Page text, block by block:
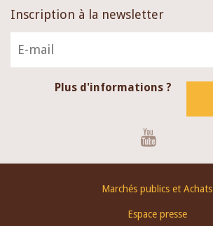
Inscription à la newsletter
Plus d'informations ?
Marchés publics et Achats
Espace presse